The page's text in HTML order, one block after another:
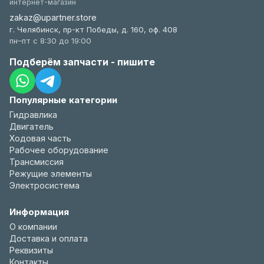
Популярные категории
Гидравлика
Двигатель
Ходовая часть
Рабочее оборудование
Трансмиссия
Режущие элементы
Электросистема
Информация
О компании
Доставка и оплата
Реквизиты
Контакты
интернет-магазин
zakaz@upartner.store
г. Челябинск, пр-кт Победы, д. 160, оф. 408
пн–пт с 8:30 до 19:00
Подберём запчасти - пишите